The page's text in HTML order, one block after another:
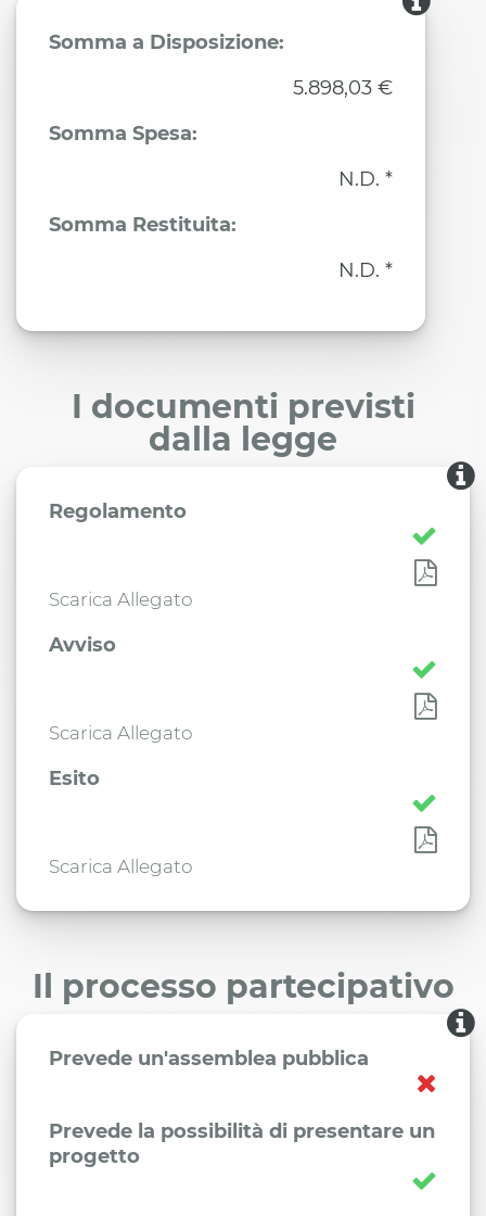
Somma a Disposizione:
5.898,03 €
Somma Spesa:
N.D. *
Somma Restituita:
N.D. *
I documenti previsti
dalla legge
Regolamento
Scarica Allegato
Avviso
Scarica Allegato
Esito
Scarica Allegato
Il processo partecipativo
Prevede un'assemblea pubblica
Prevede la possibilità di presentare un
progetto